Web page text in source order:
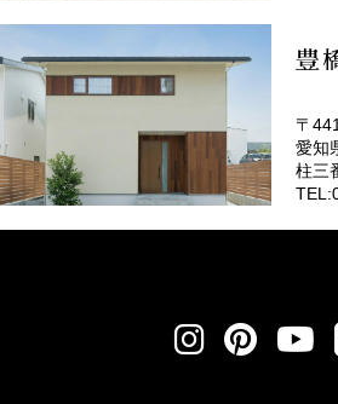
豊
〒
愛知
柱三